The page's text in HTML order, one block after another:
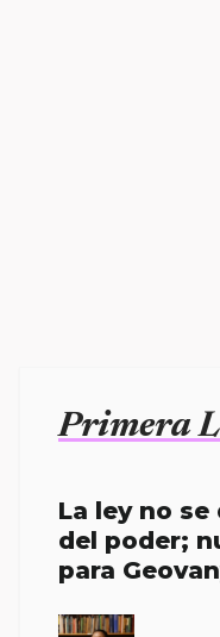
Primera
La ley no
del poder;
para